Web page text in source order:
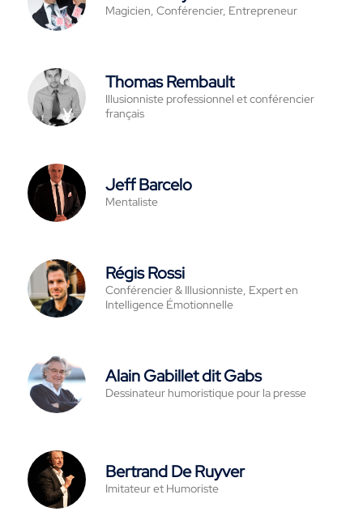
Magicien, Conférencier, Entrepreneur
Thomas Rembault
Illusionniste professionnel et conférencier
français
Jeff Barcelo
Mentaliste
Régis Rossi
Conférencier & Illusionniste, Expert en
Intelligence Émotionnelle
Alain Gabillet dit Gabs
Dessinateur humoristique pour la presse
Bertrand De Ruyver
Imitateur et Humoriste